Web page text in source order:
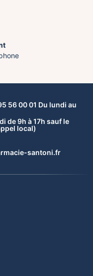
56 00 01 Du lundi au
de 9h à 17h sauf le
local)
santoni.fr